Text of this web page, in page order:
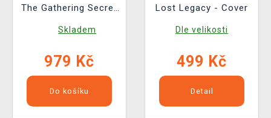
The Gathering Secret
Skladem
979 Kč
Do košíku
Lost Legacy - Cover
Dle velikosti
499 Kč
Detail